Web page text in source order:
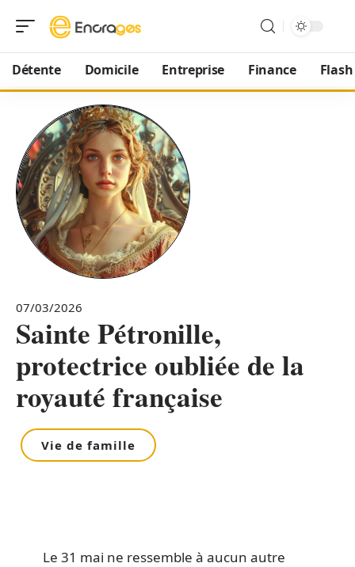
Détente Domicile Entreprise Finance
07/03/2026
Sainte Pétronille,
protectrice oubliée de la
royauté française
Vie de famille
Le 31 mai ne ressemble à aucun autre